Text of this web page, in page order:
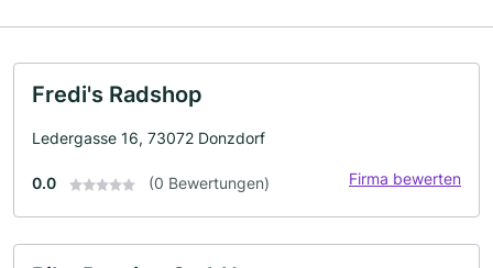
Fredi's Radshop
Ledergasse 16, 73072 Donzdorf
0.0 (0 Bewertungen) Firma bewerten